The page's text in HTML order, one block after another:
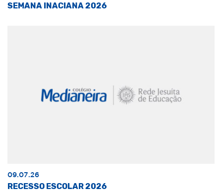
SEMANA INACIANA 2026
09.07.26
RECESSO ESCOLAR 2026